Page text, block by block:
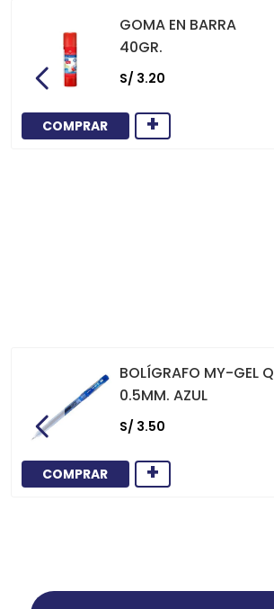
GOMA EN BARRA
40GR.
S/ 3.20
COMPRAR +
BOLÍGRAFO MY-GEL Q
0.5MM. AZUL
S/ 3.50
COMPRAR +